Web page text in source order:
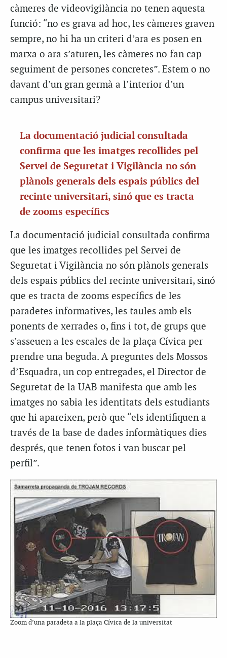
càmeres de videovigilància no tenen aquesta
funció: “no es grava ad hoc, les càmeres graven
sempre, no hi ha un criteri d’ara es posen en
marxa o ara s’aturen, les càmeres no fan cap
seguiment de persones concretes”. Estem o no
davant d’un gran germà a l’interior d’un
campus universitari?
La documentació judicial consultada
confirma que les imatges recollides pel
Servei de Seguretat i Vigilància no són
plànols generals dels espais públics del
recinte universitari, sinó que es tracta
de zooms específics
La documentació judicial consultada confirma
que les imatges recollides pel Servei de
Seguretat i Vigilància no són plànols generals
dels espais públics del recinte universitari, sinó
que es tracta de zooms específics de les
paradetes informatives, les taules amb els
ponents de xerrades o, fins i tot, de grups que
s’asseuen a les escales de la plaça Cívica per
prendre una beguda. A preguntes dels Mossos
d’Esquadra, un cop entregades, el Director de
Seguretat de la UAB manifesta que amb les
imatges no sabia les identitats dels estudiants
que hi apareixen, però que “els identifiquen a
través de la base de dades informàtiques dies
després, que tenen fotos i van buscar pel
perfil”.
Zoom d’una paradeta a la plaça Cívica de la universitat